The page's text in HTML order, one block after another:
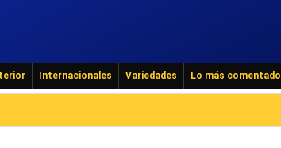
Internacionales Variedades Lo más comentado